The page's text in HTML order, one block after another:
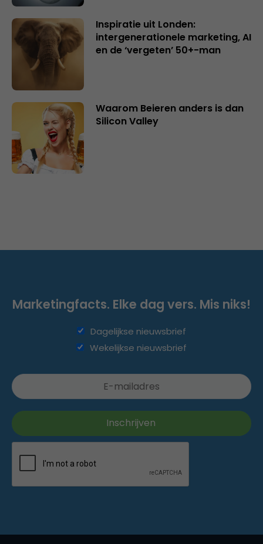
Inspiratie uit Londen:
intergenerationele marketing, AI
en de ‘vergeten’ 50+-man
Waarom Beieren anders is dan
Silicon Valley
Marketingfacts. Elke dag vers. Mis niks!
Dagelijkse nieuwsbrief
Wekelijkse nieuwsbrief